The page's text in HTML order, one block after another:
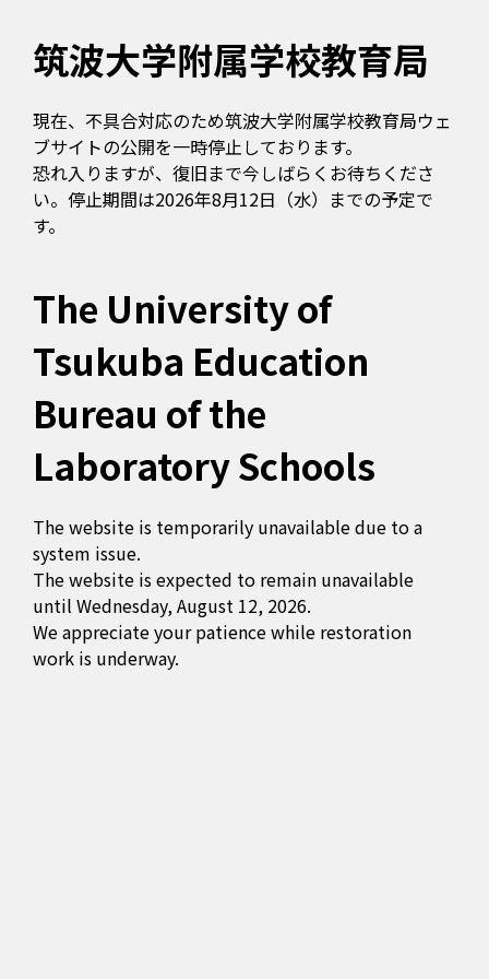
筑波大学附属学校教育局
現在、不具合対応のため筑波大学附属学校教育局ウェ
ブサイトの公開を一時停止しております。
恐れ入りますが、復旧まで今しばらくお待ちくださ
い。停止期間は2026年8月12日（水）までの予定で
す。
The University of
Tsukuba Education
Bureau of the
Laboratory Schools
The website is temporarily unavailable due to a
system issue.
The website is expected to remain unavailable
until Wednesday, August 12, 2026.
We appreciate your patience while restoration
work is underway.